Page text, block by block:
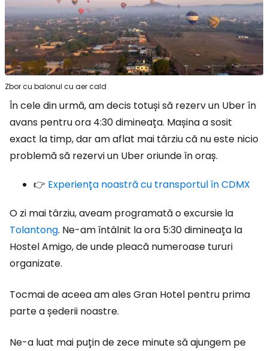
Zbor cu balonul cu aer cald
În cele din urmă, am decis totuși să rezerv un Uber în
avans pentru ora 4:30 dimineața. Mașina a sosit
exact la timp, dar am aflat mai târziu că nu este nicio
problemă să rezervi un Uber oriunde în oraș.
👉 Experiența noastră cu transportul în CDMX
O zi mai târziu, aveam programată o excursie la
Tolantong. Ne-am întâlnit la ora 5:30 dimineața la
Hostel Amigo, de unde pleacă numeroase tururi
organizate.
Tocmai de aceea am ales Gran Hotel pentru prima
parte a șederii noastre.
Ne-a luat mai puțin de zece minute să ajungem pe